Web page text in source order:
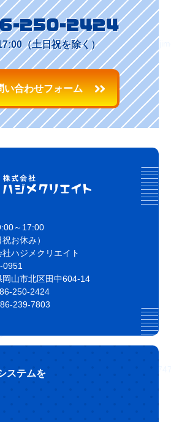
250-2424
（土日祝を除く）
い合わせフォーム
～17:00
祝お休み）
社ハジメクリエイト
0951
岡山市北区田中604-14
250-2424
239-7803
ステムを
wp-content/themes/wp-
blue4 sfz16">
mt16 sfz32">最新制作実績</span>
wp-content/uploads/2021/08/